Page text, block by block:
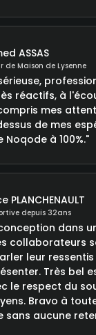
ASSAS
de Maison de Lysenne
réactifs, à
mes
de mes
à 100%."
PLANCHENAULT
depuis 32ans
dans
collaborateurs
leur
Très bel
le respect du
Bravo à
sans aucune